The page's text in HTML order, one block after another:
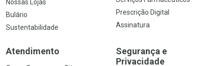
Nossas Lojas
Bulário
Sustentabilidade
Prescrição Digital
Assinatura
Atendimento
Segurança e
Privacidade